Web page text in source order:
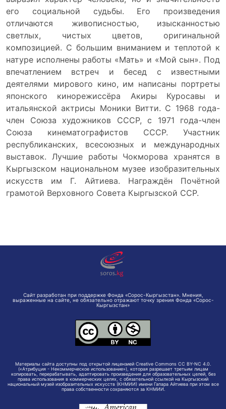
его социальной судьбы. Его произведения
отличаются живописностью, изысканностью
светлых, чистых цветов, оригинальной
композицией. С большим вниманием и теплотой к
натуре исполнены работы «Мать» и «Мой сын». Под
впечатлением встреч и бесед с известными
деятелями мирового кино, им написаны портреты
японского кинорежиссёра Акиры Куросавы и
итальянской актрисы Моники Витти. С 1968 года-
член Союза художников СССР, с 1971 года-член
Союза кинематографистов СССР. Участник
республиканских, всесоюзных и международных
выставок. Лучшие работы Чокморова хранятся в
Кыргызском национальном музее изобразительных
искусств им Г. Айтиева. Награждён Почётной
грамотой Верховного Совета Кыргызской ССР.
Сайт разработан при поддержке Фонда «Сорос-Кыргызстан». Мнения,
выраженные на сайте, не обязательно отражают точку зрения Фонда «Сорос-
Кыргызстан»
Материалы сайта доступны под открытой лицензией Creative Commons CC BY-NC 4.0.
(«Атрибуция - Некоммерческое использование»), которая разрешает третьим лицам
копировать, перерабатывать, адаптировать произведения для образовательных целей, без
права использования в коммерческих целях, с обязательной ссылкой на Кыргызский
национальный музей изобразительных искусств (КНМИИ) имени Гапара Айтиева при этом все
права собственности сохраняются за КНМИИ.